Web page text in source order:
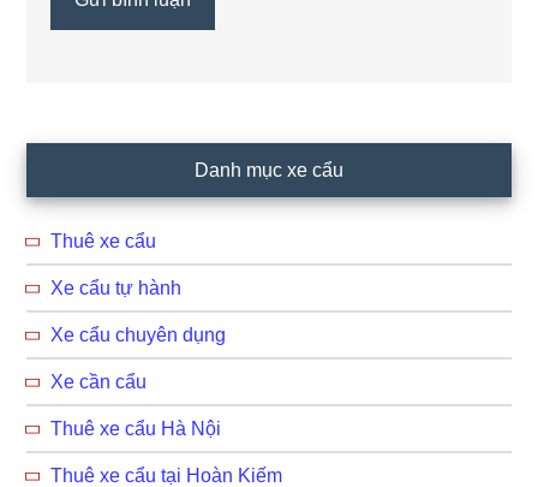
Sidebar
Danh mục xe cẩu
Thuê xe cẩu
Xe cẩu tự hành
Xe cẩu chuyên dụng
Xe cần cẩu
Thuê xe cẩu Hà Nội
Thuê xe cẩu tại Hoàn Kiếm